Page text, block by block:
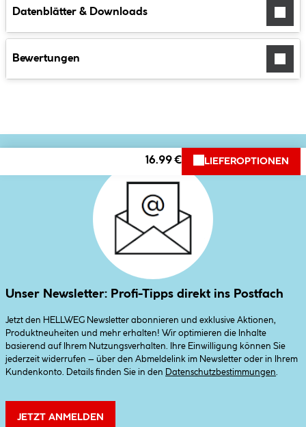
Datenblätter & Downloads
Bewertungen
16.99 € LIEFEROPTIONEN
Unser Newsletter: Profi-Tipps direkt ins Postfach
Jetzt den HELLWEG Newsletter abonnieren und exklusive Aktionen,
Produktneuheiten und mehr erhalten! Wir optimieren die Inhalte
basierend auf Ihrem Nutzungsverhalten. Ihre Einwilligung können Sie
jederzeit widerrufen – über den Abmeldelink im Newsletter oder in Ihrem
Kundenkonto. Details finden Sie in den
Datenschutzbestimmungen
JETZT ANMELDEN